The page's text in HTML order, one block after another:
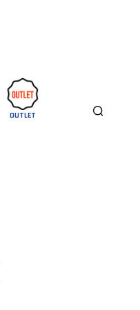
OUTLET